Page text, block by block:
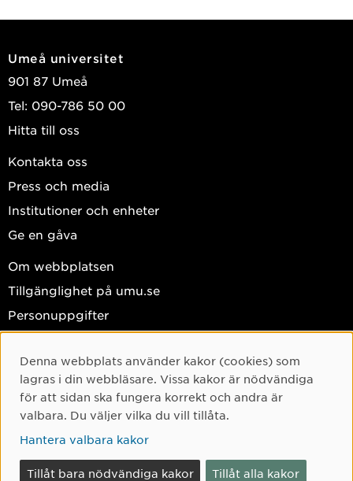
Umeå universitet
901 87 Umeå
Tel: 090-786 50 00
Hitta till oss
Kontakta oss
Press och media
Institutioner och enheter
Ge en gåva
Om webbplatsen
Tillgänglighet på umu.se
Personuppgifter
Instagram
TikTok
Youtube
LinkedIn
Cookie-samtycke
Denna webbplats använder kakor (cookies) som
lagras i din webbläsare. Vissa kakor är nödvändiga
för att sidan ska fungera korrekt och andra är
valbara. Du väljer vilka du vill tillåta.
Hantera valbara kakor
Tillåt bara nödvändiga kakor Tillåt alla kakor